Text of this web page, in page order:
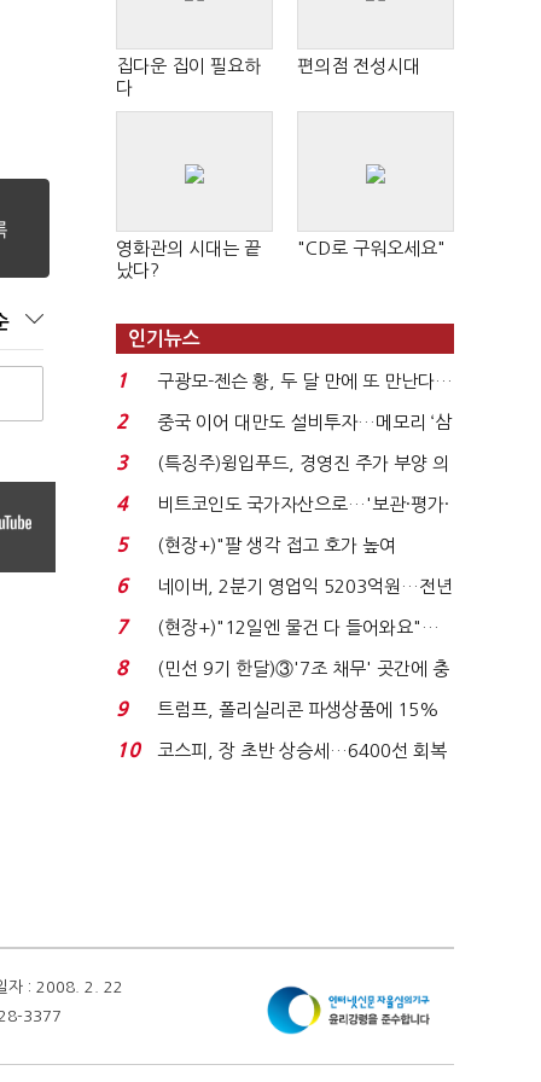
집다운 집이 필요하
다
편의점 전성시대
영화관의 시대는 끝
났다?
"CD로 구워오세요"
인기뉴스
1
구광모-젠슨 황, 두 달 만에 또 만난다…
로봇·AI 등 논...
2
중국 이어 대만도 설비투자…메모리 ‘삼
국전쟁’
3
(특징주)윙입푸드, 경영진 주가 부양 의
지에 상한가...
4
비트코인도 국가자산으로…'보관·평가·
처분' 기준은 ...
5
(현장+)"팔 생각 접고 호가 높여
요"…'덜 똘똘한 한 채' 20...
6
네이버, 2분기 영업익 5203억원…전년
비 0.2% 감소...
7
(현장+)"12일엔 물건 다 들어와요"…
빈 매대 채우며 문 연 ...
8
(민선 9기 한달)③'7조 채무' 곳간에 충
격…추미애, 20년...
9
트럼프, 폴리실리콘 파생상품에 15%
관세…"미 산업 재건"...
10
코스피, 장 초반 상승세…6400선 회복
자 : 2008. 2. 22
3377